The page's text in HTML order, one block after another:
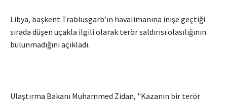
Libya, başkent Trablusgarb’ın havalimanına inişe geçtiği
sırada düşen uçakla ilgili olarak terör saldırısı olasılığının
bulunmadığını açıkladı.
Ulaştırma Bakanı Muhammed Zidan, "Kazanın bir terör